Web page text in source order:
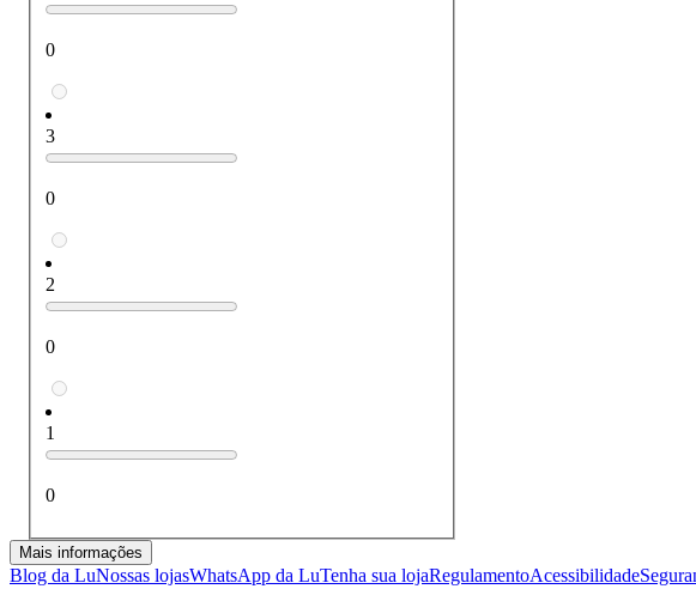
0
3
0
2
0
1
0
Mais informações
Blog da LuNossas lojasWhatsApp da LuTenha sua lojaRegulamentoAcessibilidade